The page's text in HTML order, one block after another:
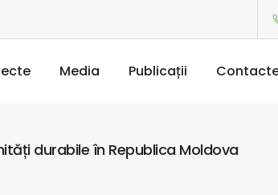
Media Publicații
durabile în Republica Moldova